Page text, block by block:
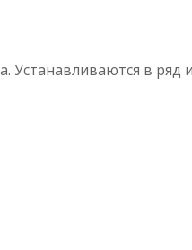
Устанавливаются в ряд